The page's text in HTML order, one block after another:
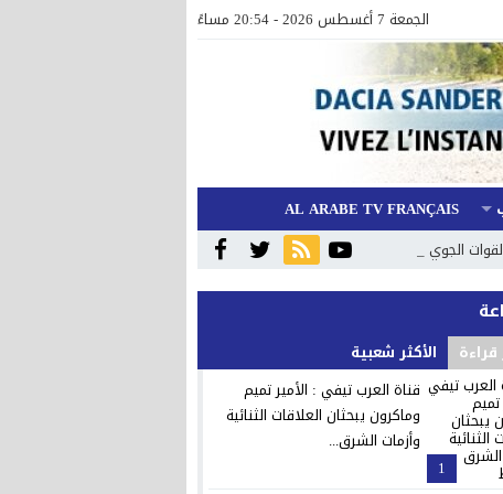
الجمعة 7 أغسطس 2026 - 20:54 مساءً
AL ARABE TV FRANÇAIS
الجوية
قراءة الأكثر شعبية
1
قناة العرب تيفي : الأمير تميم
وماكرون يبحثان العلاقات الثنائية
وأزمات الشرق...